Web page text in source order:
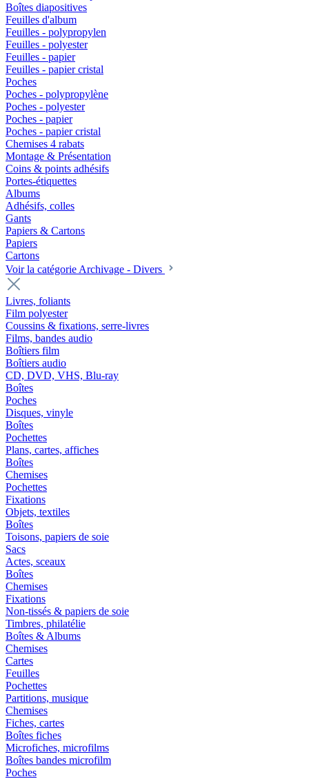
Boîtes diapositives
Feuilles d'album
Feuilles - polypropylen
Feuilles - polyester
Feuilles - papier
Feuilles - papier cristal
Poches
Poches - polypropylène
Poches - polyester
Poches - papier
Poches - papier cristal
Chemises 4 rabats
Montage & Présentation
Coins & points adhésifs
Portes-étiquettes
Albums
Adhésifs, colles
Gants
Papiers & Cartons
Papiers
Cartons
Voir la catégorie Archivage - Divers
Livres, foliants
Film polyester
Coussins & fixations, serre-livres
Films, bandes audio
Boîtiers film
Boîtiers audio
CD, DVD, VHS, Blu-ray
Boîtes
Poches
Disques, vinyle
Boîtes
Pochettes
Plans, cartes, affiches
Boîtes
Chemises
Pochettes
Fixations
Objets, textiles
Boîtes
Toisons, papiers de soie
Sacs
Actes, sceaux
Boîtes
Chemises
Fixations
Non-tissés & papiers de soie
Timbres, philatélie
Boîtes & Albums
Chemises
Cartes
Feuilles
Pochettes
Partitions, musique
Chemises
Fiches, cartes
Boîtes fiches
Microfiches, microfilms
Boîtes bandes microfilm
Poches